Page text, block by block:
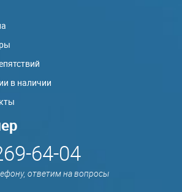
в наличии
64-04
ответим на вопросы